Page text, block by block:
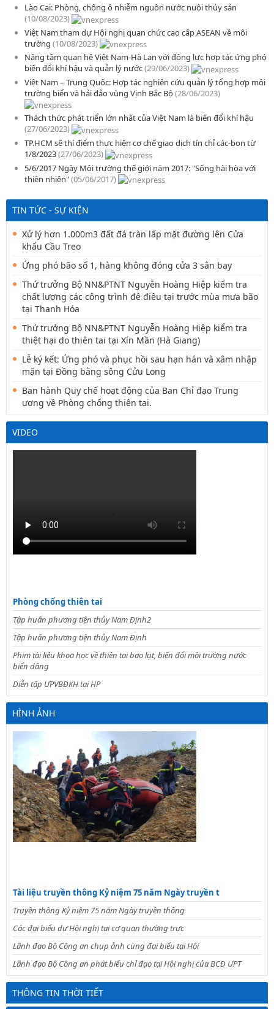
Lào Cai: Phòng, chống ô nhiễm nguồn nước nuôi thủy sản
(10/08/2023)
Việt Nam tham dự Hội nghị quan chức cao cấp ASEAN về môi
trường (10/08/2023)
Nâng tầm quan hệ Việt Nam-Hà Lan với động lực hợp tác ứng phó
biến đổi khí hậu và quản lý nước(29/06/2023)
Việt Nam – Trung Quốc: Hợp tác nghiên cứu quản lý tổng hợp môi
trường biển và hải đảo vùng Vịnh Bắc Bộ(28/06/2023)
Thách thức phát triển lớn nhất của Việt Nam là biến đổi khí hậu
(27/06/2023)
TP.HCM sẽ thí điểm thực hiện cơ chế giao dịch tín chỉ các-bon từ
1/8/2023(27/06/2023)
5/6/2017 Ngày Môi trường thế giới năm 2017: "Sống hài hòa với
thiên nhiên"(05/06/2017)
TIN TỨC - SỰ KIỆN
Xử lý hơn 1.000m3 đất đá tràn lấp mặt đường lên Cửa
khẩu Cầu Treo
Ứng phó bão số 1, hàng không đóng cửa 3 sân bay
Thứ trưởng Bộ NN&PTNT Nguyễn Hoàng Hiệp kiểm tra
chất lượng các công trình đê điều tại trước mùa mưa bão
tại Thanh Hóa
Thứ trưởng Bộ NN&PTNT Nguyễn Hoàng Hiệp kiểm tra
thiệt hại do thiên tai tại Xín Mần (Hà Giang)
Lễ ký kết: Ứng phó và phục hồi sau hạn hán và xâm nhập
mặn tại Đồng bằng sông Cửu Long
Ban hành Quy chế hoạt động của Ban Chỉ đạo Trung
ương về Phòng chống thiên tai.
VIDEO
Phòng chống thiên tai
Tập huấn phương tiện thủy Nam Định2
Tập huấn phương tiện thủy Nam Định
Phim tài liệu khoa học về thiên tai bao lụt, biến đổi môi trường nước
biển dâng
Diễn tập ƯPVBĐKH tại HP
HÌNH ẢNH
Tài liệu truyền thông Kỷ niệm 75 năm Ngày truyền t
Truyền thông Kỷ niệm 75 năm Ngày truyền thống
Các đại biểu dự Hội nghị tại cơ quan thường trực
Lãnh đạo Bộ Công an chụp ảnh cùng đại biểu tại Hội
Lãnh đạo Bộ Công an phát biểu chỉ đạo tại Hội nghị của BCĐ ƯPT
THÔNG TIN THỜI TIẾT